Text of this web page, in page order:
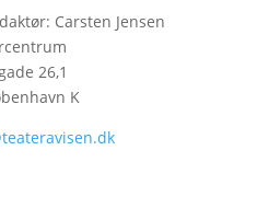
Carsten Jensen
26,1
K